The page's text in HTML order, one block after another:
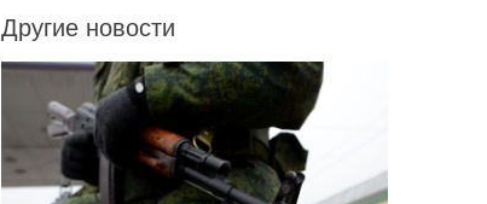
Другие новости